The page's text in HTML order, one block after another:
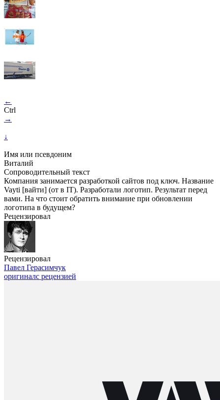
←
Ctrl
→
↓
Имя или псевдоним
Виталий
Сопроводительный текст
Компания занимается разработкой сайтов под ключ. Название
Vayti [вайти] (от в IT). Разработали логотип. Результат перед
вами. На что стоит обратить внимание при обновлении
логотипа в будущем?
Рецензировал
Рецензировал
Павел Герасимчук
оригиналс рецензией